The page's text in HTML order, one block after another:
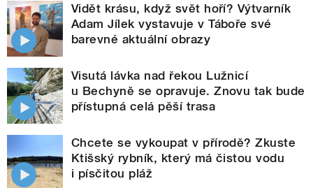
Vidět krásu, když svět hoří? Výtvarník
Adam Jílek vystavuje v Táboře své
barevné aktuální obrazy
Visutá lávka nad řekou Lužnicí
u Bechyně se opravuje. Znovu tak bude
přístupná celá pěší trasa
Chcete se vykoupat v přírodě? Zkuste
Ktišský rybník, který má čistou vodu
i písčitou pláž